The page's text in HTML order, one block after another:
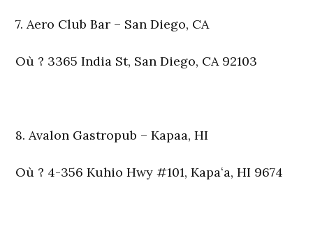
7. Aero Club Bar – San Diego, CA
Où ? 3365 India St, San Diego, CA 92103
8. Avalon Gastropub – Kapaa, HI
Où ? 4-356 Kuhio Hwy #101, Kapaʻa, HI 9674